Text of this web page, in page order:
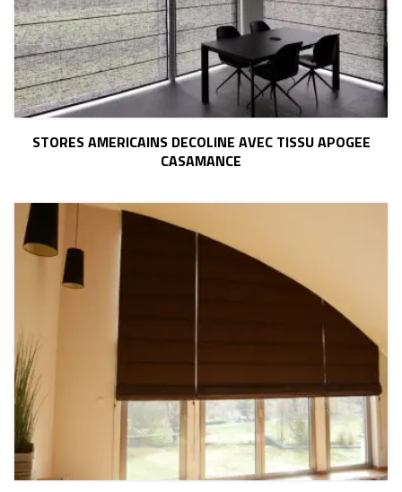
STORES AMERICAINS DECOLINE AVEC TISSU APOGEE
CASAMANCE